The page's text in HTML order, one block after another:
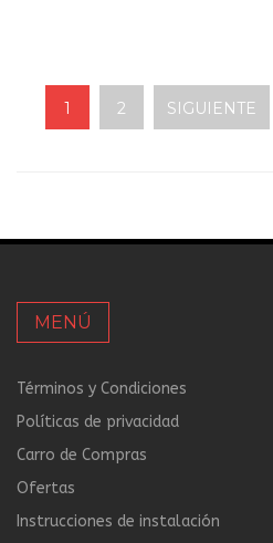
1 2 SIGUIENTE
MENÚ
Términos y Condiciones
Políticas de privacidad
Carro de Compras
Ofertas
Instrucciones de instalación